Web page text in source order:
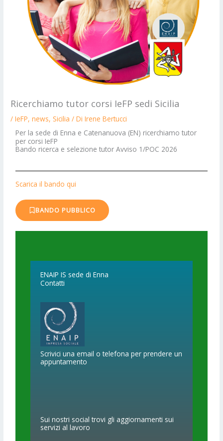
Ricerchiamo tutor corsi IeFP sedi Sicilia
/IeFP,news,Sicilia / DiIrene Bertucci
Per la sede di Enna e Catenanuova (EN) ricerchiamo tutor
per corsi IeFP
Bando ricerca e selezione tutor Avviso 1/POC 2026
Scarica il bando qui
BANDO PUBBLICO
ENAIP IS sede di Enna
Contatti
Scrivici una email o telefona per prendere un
appuntamento
Sui nostri social trovi gli aggiornamenti sui
servizi al lavoro